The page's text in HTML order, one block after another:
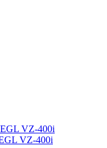
VZ-400i
VZ-400i